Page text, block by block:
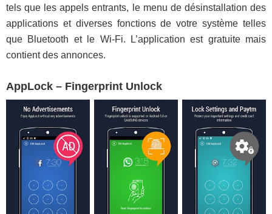
tels que les appels entrants, le menu de désinstallation des
applications et diverses fonctions de votre système telles
que Bluetooth et le Wi-Fi. L’application est gratuite mais
contient des annonces.
AppLock – Fingerprint Unlock